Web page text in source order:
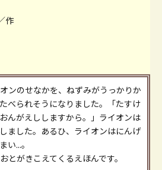
作
ンのせなかを、ねずみがうっかりか
べられそうになりました。「たすけ
んがえししますから。」ライオンは
ました。あるひ、ライオンはにんげ
い...。
とがきこえてくるえほんです。